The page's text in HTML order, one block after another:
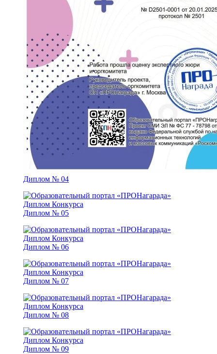
Диплом № 04
Диплом № 05
Диплом № 06
Диплом № 07
Диплом № 08
Диплом № 09